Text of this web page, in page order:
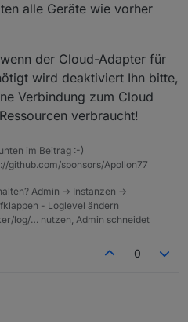
alle Geräte wie vorher
der Cloud-Adapter für
wird deaktiviert Ihn bitte,
Verbindung zum Cloud
verbraucht!
im Beitrag :-)
github.com/sponsors/Apollon77
Admin -> Instanzen ->
- Loglevel ändern
log/… nutzen, Admin schneidet
0